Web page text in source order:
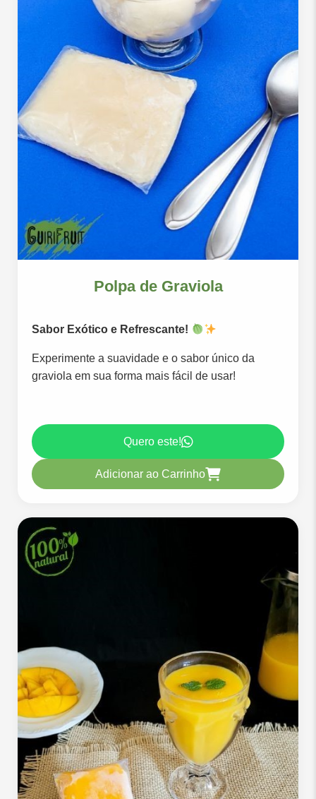
Polpa de Graviola
Sabor Exótico e Refrescante!
Experimente a suavidade e o sabor único da
graviola em sua forma mais fácil de usar!
Quero este!
Adicionar ao Carrinho